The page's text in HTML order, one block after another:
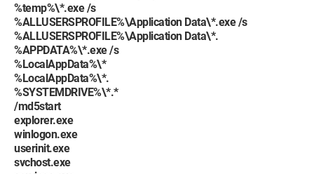
%temp%\*.exe /s
%ALLUSERSPROFILE%\Application Data\*.exe /s
%ALLUSERSPROFILE%\Application Data\*.
%APPDATA%\*.exe /s
%LocalAppData%\*
%LocalAppData%\*.
%SYSTEMDRIVE%\*.*
/md5start
explorer.exe
winlogon.exe
userinit.exe
svchost.exe